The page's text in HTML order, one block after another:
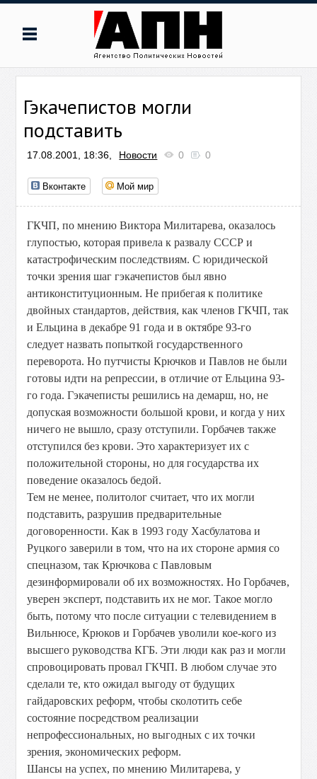
Гэкачепистов могли
подставить
17.08.2001, 18:36, Новости 0 0
Вконтакте Мой мир
ГКЧП, по мнению Виктора Милитарева, оказалось
глупостью, которая привела к развалу СССР и
катастрофическим последствиям. С юридической
точки зрения шаг гэкачепистов был явно
антиконституционным. Не прибегая к политике
двойных стандартов, действия, как членов ГКЧП, так
и Ельцина в декабре 91 года и в октябре 93-го
следует назвать попыткой государственного
переворота. Но путчисты Крючков и Павлов не были
готовы идти на репрессии, в отличие от Ельцина 93-
го года. Гэкачеписты решились на демарш, но, не
допуская возможности большой крови, и когда у них
ничего не вышло, сразу отступили. Горбачев также
отступился без крови. Это характеризует их с
положительной стороны, но для государства их
поведение оказалось бедой.
Тем не менее, политолог считает, что их могли
подставить, разрушив предварительные
договоренности. Как в 1993 году Хаcбулатова и
Руцкого заверили в том, что на их стороне армия со
спецназом, так Крючкова с Павловым
дезинформировали об их возможностях. Но Горбачев,
уверен эксперт, подставить их не мог. Такое могло
быть, потому что после ситуации с телевидением в
Вильнюсе, Крюков и Горбачев уволили кое-кого из
высшего руководства КГБ. Эти люди как раз и могли
спровоцировать провал ГКЧП. В любом случае это
сделали те, кто ожидал выгоду от будущих
гайдаровских реформ, чтобы сколотить себе
состояние посредством реализации
непрофессиональных, но выгодных с их точки
зрения, экономических реформ.
Шансы на успех, по мнению Милитарева, у